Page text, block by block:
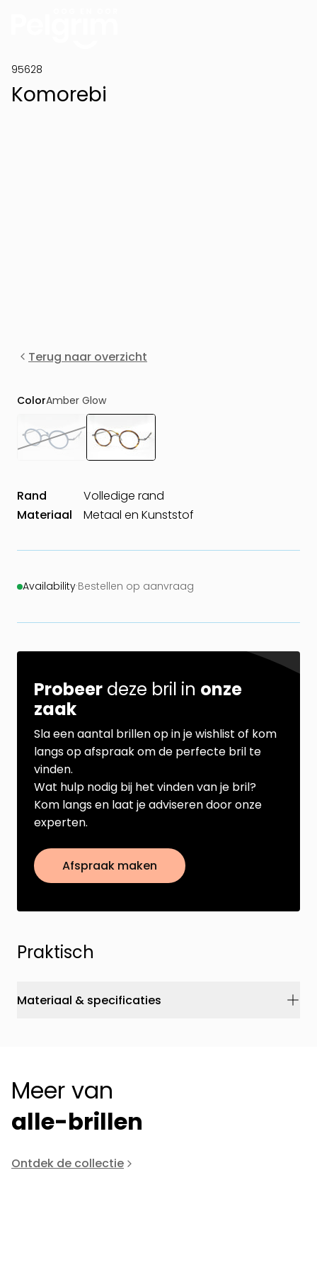
95628
Komorebi
Terug naar overzicht
ColorAmber Glow
Rand
Volledige rand
Materiaal
Metaal en Kunststof
Availability·Bestellen op aanvraag
Probeer deze bril in onze
zaak
Sla een aantal brillen op in je wishlist of kom
langs op afspraak om de perfecte bril te
vinden.
Wat hulp nodig bij het vinden van je bril?
Kom langs en laat je adviseren door onze
experten.
Afspraak maken
Praktisch
Materiaal & specificaties
Meer van
alle-brillen
Ontdek de collectie